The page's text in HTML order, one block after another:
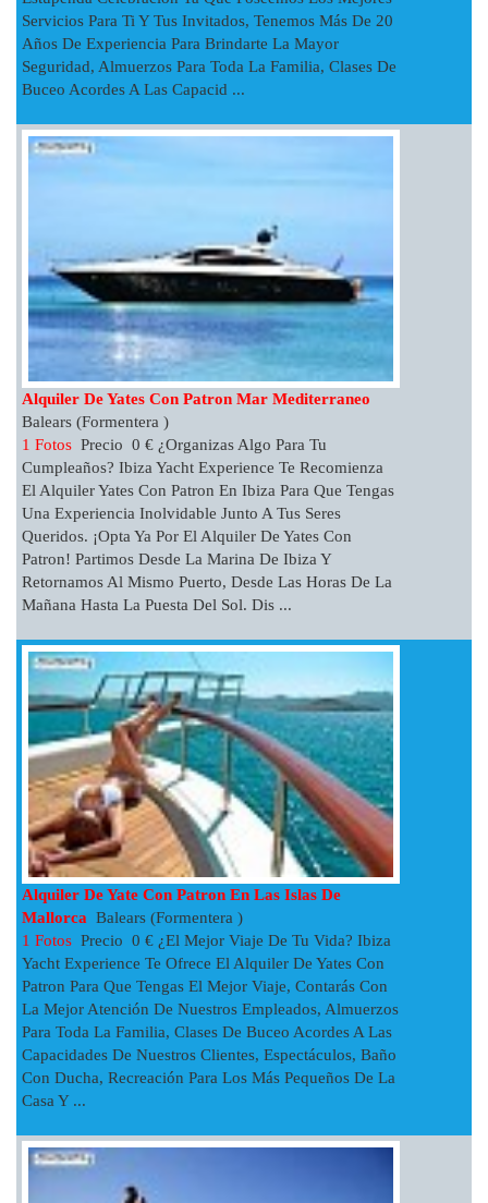
Servicios Para Ti Y Tus Invitados, Tenemos Más De 20
Años De Experiencia Para Brindarte La Mayor
Seguridad, Almuerzos Para Toda La Familia, Clases De
Buceo Acordes A Las Capacid ...
Alquiler De Yates Con Patron Mar Mediterraneo
Balears (Formentera )
1 Fotos Precio 0 € ¿Organizas Algo Para Tu
Cumpleaños? Ibiza Yacht Experience Te Recomienza
El Alquiler Yates Con Patron En Ibiza Para Que Tengas
Una Experiencia Inolvidable Junto A Tus Seres
Queridos. ¡Opta Ya Por El Alquiler De Yates Con
Patron! Partimos Desde La Marina De Ibiza Y
Retornamos Al Mismo Puerto, Desde Las Horas De La
Mañana Hasta La Puesta Del Sol. Dis ...
Alquiler De Yate Con Patron En Las Islas De
Mallorca Balears (Formentera )
1 Fotos Precio 0 € ¿El Mejor Viaje De Tu Vida? Ibiza
Yacht Experience Te Ofrece El Alquiler De Yates Con
Patron Para Que Tengas El Mejor Viaje, Contarás Con
La Mejor Atención De Nuestros Empleados, Almuerzos
Para Toda La Familia, Clases De Buceo Acordes A Las
Capacidades De Nuestros Clientes, Espectáculos, Baño
Con Ducha, Recreación Para Los Más Pequeños De La
Casa Y ...